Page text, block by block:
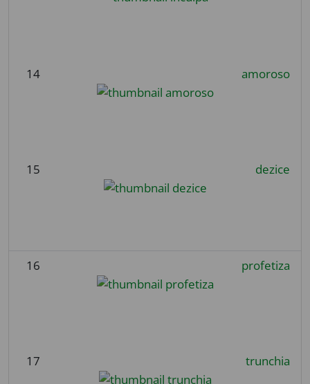
14 amoroso
15 dezice
16 profetiza
17 trunchia